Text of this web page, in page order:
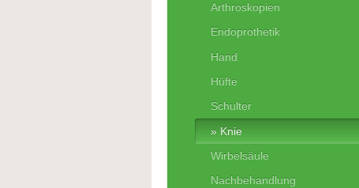
Arthroskopien
Endoprothetik
Hand
Hüfte
Schulter
Knie
Wirbelsäule
Nachbehandlung